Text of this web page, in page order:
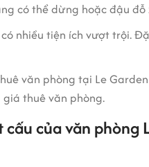
có thể dừng hoặc đậu
nhiều tiện ích vượt trội.
văn phòng tại Le
thuê văn phòng.
của văn phòng